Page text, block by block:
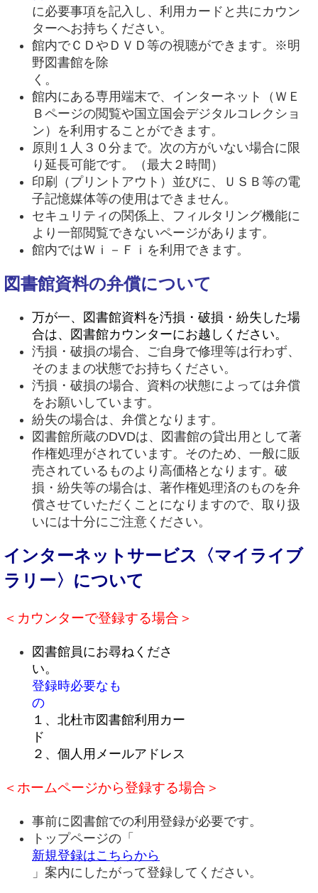
に必要事項を記入し、利用カードと共にカウン
ターへお持ちください。
館内でＣＤやＤＶＤ等の視聴ができます。※明
野図書館を除
館内にある専用端末で、インターネット（ＷＥ
Ｂページの閲覧や国立国会デジタルコレクショ
ン）を利用することができます。
原則１人３０分まで。次の方がいない場合に限
り延長可能です。（最大２時間）
印刷（プリントアウト）並びに、ＵＳＢ等の電
子記憶媒体等の使用はできません。
セキュリティの関係上、フィルタリング機能に
より一部閲覧できないページがあります。
館内ではＷｉ－Ｆｉを利用できます。
図書館資料の弁償について
万が一、図書館資料を汚損・破損・紛失した場
合は、図書館カウンターにお越しください。
汚損・破損の場合、ご自身で修理等は行わず、
そのままの状態でお持ちください。
汚損・破損の場合、資料の状態によっては弁償
をお願いしています。
紛失の場合は、弁償となります。
図書館所蔵のDVDは、図書館の貸出用として著
作権処理がされています。そのため、一般に販
売されているものより高価格となります。破
損・紛失等の場合は、著作権処理済のものを弁
償させていただくことになりますので、取り扱
いには十分にご注意ください。
インターネットサービス〈マイライブ
ラリー〉について
＜カウンターで登録する場合＞
図書館員にお尋ねくださ
登録時必要なも
の
１、北杜市図書館利用カー
２、個人用メールアドレス
＜ホームページから登録する場合＞
事前に図書館での利用登録が必要です。
トップページの「
新規登録はこちらから
」案内にしたがって登録してください。